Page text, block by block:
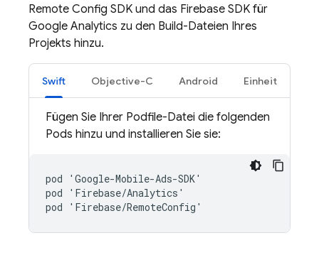
Remote Config SDK und das Firebase SDK für
Google Analytics zu den Build-Dateien Ihres
Projekts hinzu.
Swift Objective-C Android Einheit
Fügen Sie Ihrer Podfile-Datei die folgenden
Pods hinzu und installieren Sie sie:
pod ' Google-Mobile-Ads-SDK'
pod
' Firebase/Analytics '
pod
' Firebase/RemoteConfig '